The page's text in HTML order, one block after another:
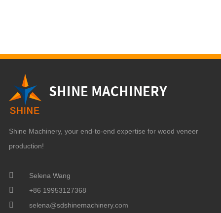
Shine Machinery, your end-to-end expertise for wood veneer
production!
Selena Wang
+86 19953127368
selena@sdshinemachinery.com